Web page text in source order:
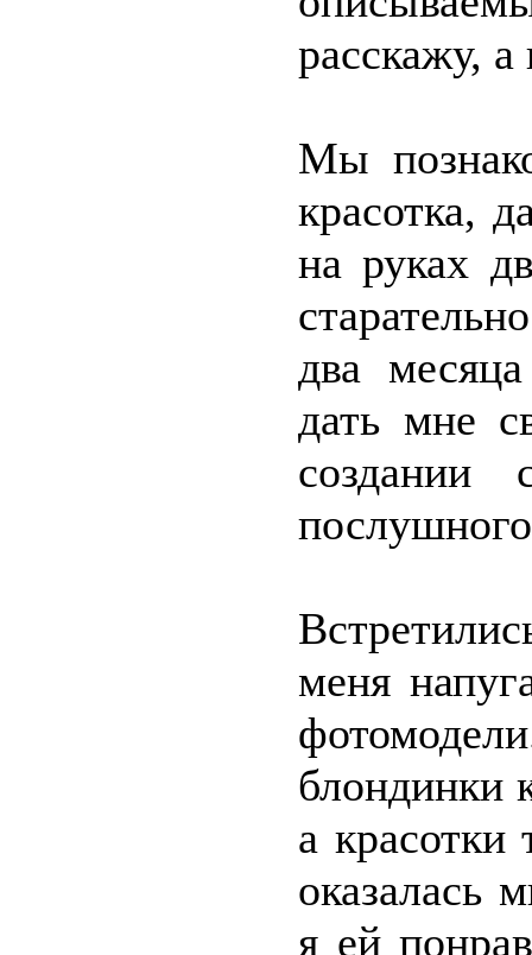
расскажу,
Мы
красотка,
на руках
два
дать мне
создании
меня
блондинки
а
оказалась
я ей